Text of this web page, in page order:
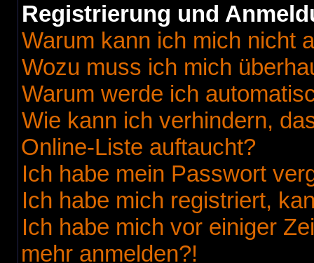
Registrierung und
Warum kann ich mich nicht
Wozu muss ich mich
Warum werde ich
Wie kann ich verhindern,
Online-Liste auftaucht?
Ich habe mein Passwort
Ich habe mich registriert,
Ich habe mich vor einiger
mehr anmelden?!